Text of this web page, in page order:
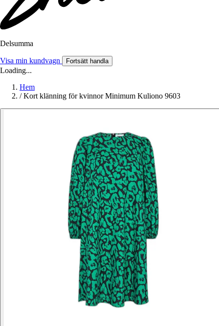
Delsumma
Visa min kundvagn Fortsätt handla
Loading...
Hem
/ Kort klänning för kvinnor Minimum Kuliono 9603